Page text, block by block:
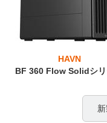
HAVN
BF 360 Flow Solidシ